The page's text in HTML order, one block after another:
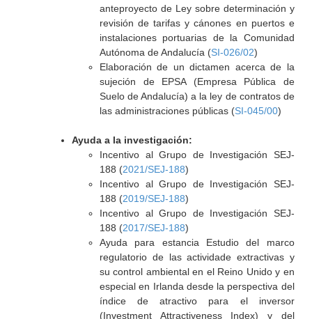
anteproyecto de Ley sobre determinación y
revisión de tarifas y cánones en puertos e
instalaciones portuarias de la Comunidad
Autónoma de Andalucía (SI-026/02)
Elaboración de un dictamen acerca de la
sujeción de EPSA (Empresa Pública de
Suelo de Andalucía) a la ley de contratos de
las administraciones públicas (SI-045/00)
Ayuda a la investigación:
Incentivo al Grupo de Investigación SEJ-
188 (2021/SEJ-188)
Incentivo al Grupo de Investigación SEJ-
188 (2019/SEJ-188)
Incentivo al Grupo de Investigación SEJ-
188 (2017/SEJ-188)
Ayuda para estancia Estudio del marco
regulatorio de las actividade extractivas y
su control ambiental en el Reino Unido y en
especial en Irlanda desde la perspectiva del
índice de atractivo para el inversor
(Investment Attractiveness Index) y del